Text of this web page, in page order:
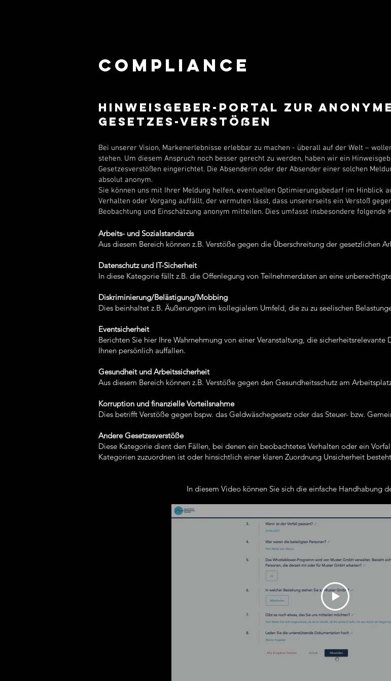
COMPLIANCE
Hinweisgeber-portal zur
Gesetzes-verstößen
Bei unserer Vision, Markenerlebnisse erlebbar zu machen - überall auf der Welt –
stehen. Um diesem Anspruch noch besser gerecht zu werden, haben wir ein
Gesetzesverstößen eingerichtet. Die Absenderin oder der Absender einer solchen
absolut anonym.
Sie können uns mit Ihrer Meldung helfen, eventuellen Optimierungsbedarf im Hinblick
Verhalten oder Vorgang auffällt, der vermuten lässt, dass unsererseits ein Verstoß
Beobachtung und Einschätzung anonym mitteilen. Dies umfasst insbesondere folgende
Arbeits- und Sozialstandards
Aus diesem Bereich können z.B. Verstöße gegen die Überschreitung der gesetzlichen
Datenschutz und IT-Sicherheit
In diese Kategorie fällt z.B. die Offenlegung von Teilnehmerdaten an eine
Diskriminierung/Belästigung/Mobbing
Dies beinhaltet z.B. Äußerungen im kollegialem Umfeld, die zu zu seelischen
Eventsicherheit
Berichten Sie hier Ihre Wahrnehmung von einer Veranstaltung, die
Ihnen persönlich auffallen.
Gesundheit und Arbeitssicherheit
Aus diesem Bereich können z.B. Verstöße gegen den Gesundheitsschutz am
Korruption und finanzielle Vorteilsnahme
Dies betrifft Verstöße gegen bspw. das Geldwäschegesetz oder das Steuer- bzw.
Andere Gesetzesverstöße
Diese Kategorie dient den Fällen, bei denen ein beobachtetes Verhalten oder ein
Kategorien zuzuordnen ist oder hinsichtlich einer klaren Zuordnung Unsicherheit
In diesem Video können Sie sich die einfache Handhabung